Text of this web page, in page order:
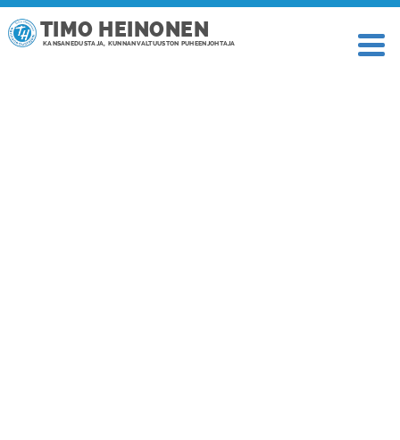
TIMO HEINONEN
KANSANEDUSTAJA, KUNNANVALTUUSTON PUHEENJOHTAJA